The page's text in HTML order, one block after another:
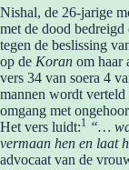
Nishal, de 26-jarige
met de dood
tegen de beslissing
op de Koran om haar
vers 34 van soera 4
mannen wordt verteld
omgang met
Het vers luidt:1 “…
vermaan hen en laat
advocaat van de